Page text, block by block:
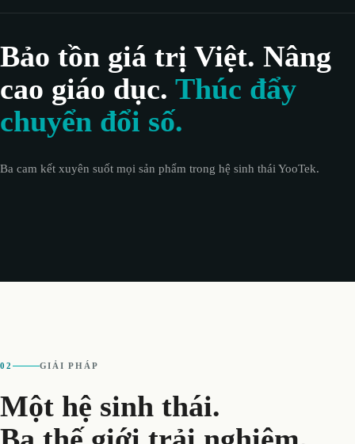
Bảo tồn giá trị Việt. Nâng
cao giáo dục. Thúc đẩy
chuyển đổi số.
Ba cam kết xuyên suốt mọi sản phẩm trong hệ sinh thái YooTek.
02 GIẢI PHÁP
Một hệ sinh thái.